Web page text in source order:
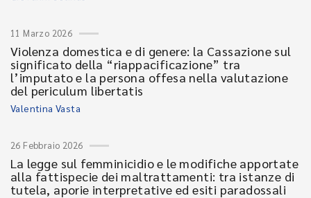
11 Marzo 2026
Violenza domestica e di genere: la Cassazione sul
significato della “riappacificazione” tra
l’imputato e la persona offesa nella valutazione
del periculum libertatis
Valentina Vasta
26 Febbraio 2026
La legge sul femminicidio e le modifiche apportate
alla fattispecie dei maltrattamenti: tra istanze di
tutela, aporie interpretative ed esiti paradossali